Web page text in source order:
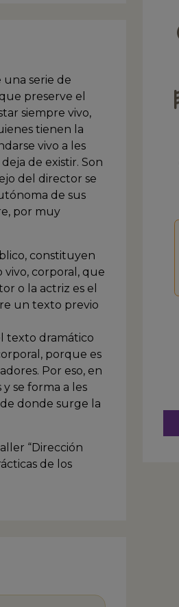
serie de
preserve el
siempre vivo,
tienen la
vivo a les
de existir. Son
del director se
de sus
por muy
constituyen
corporal, que
o la actriz es el
un texto previo
texto dramático
porque es
Por eso, en
se forma a les
donde surge la
“Dirección
de los